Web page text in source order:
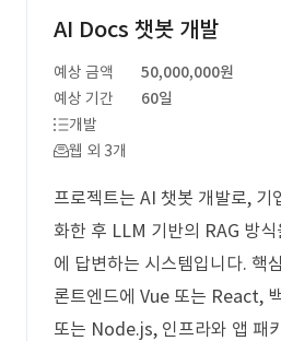
AI Docs 챗봇 개발
예상 금액
50,000,000원
예상 기간
60일
개발
웹 외 3개
프로젝트는 AI 챗봇 개발로,
화한 후 LLM 기반의 RAG 방
에 답변하는 시스템입니다. 핵
론트엔드에 Vue 또는 React,
또는 Node.js, 인프라와 앱 패